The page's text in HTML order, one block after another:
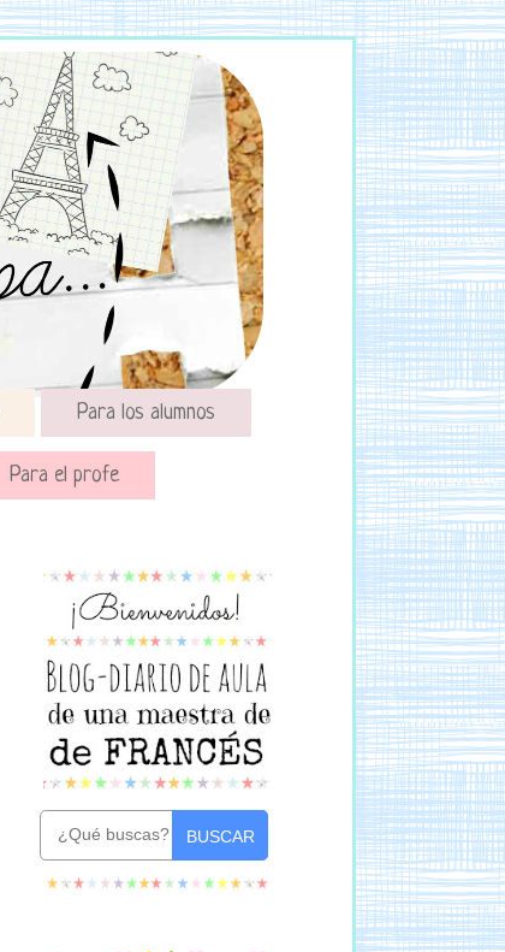
Para los alumnos
Para el profe
BUSCAR